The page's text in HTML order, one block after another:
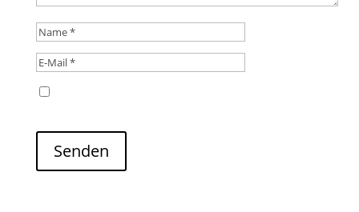
Senden